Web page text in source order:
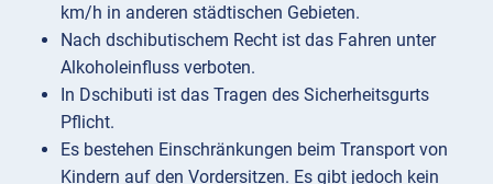
km/h in anderen städtischen Gebieten.
Nach dschibutischem Recht ist das Fahren unter
Alkoholeinfluss verboten.
In Dschibuti ist das Tragen des Sicherheitsgurts
Pflicht.
Es bestehen Einschränkungen beim Transport von
Kindern auf den Vordersitzen. Es gibt jedoch kein